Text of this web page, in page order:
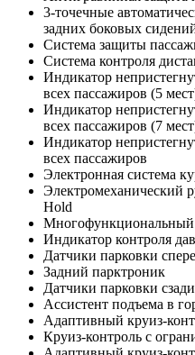
3-точечные
задних боковых
Система защиты
Система контроля
Индикатор
всех пассажиров (5
Индикатор
всех пассажиров (7
Индикатор
всех пассажиров
Электронная система
Электромеханический
Hold
Индикатор контроля
Датчики парковки
Задний парктроник
Датчики парковки сзади
Ассистент подъема в
Адаптивный круиз-
Круиз-контроль с